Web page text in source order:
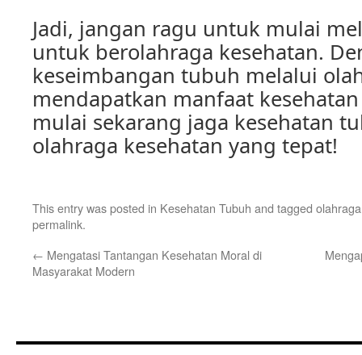
Jadi, jangan ragu untuk mulai
untuk berolahraga kesehatan.
keseimbangan tubuh melalui
mendapatkan manfaat
mulai sekarang jaga kesehatan
olahraga kesehatan yang tepat!
This entry was posted in Kesehatan Tubuh and tagged
permalink.
← Mengatasi Tantangan Kesehatan Moral di
Masyarakat Modern